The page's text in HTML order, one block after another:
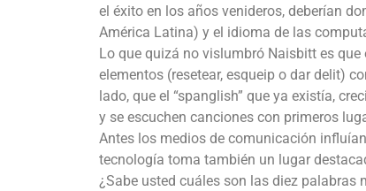
el éxito en los años venideros, deberían
América Latina) y el idioma de las
Lo que quizá no vislumbró Naisbitt es
elementos (resetear, esqueip o dar delit)
lado, que el “spanglish” que ya existía,
y se escuchen canciones con primeros
Antes los medios de comunicación
tecnología toma también un lugar
¿Sabe usted cuáles son las diez palabras